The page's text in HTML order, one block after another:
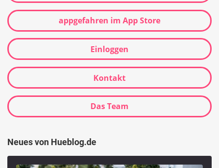
appgefahren im App Store
Einloggen
Kontakt
Das Team
Neues von Hueblog.de